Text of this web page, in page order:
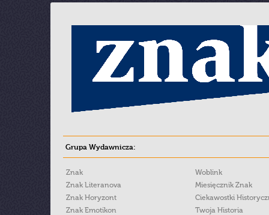
Grupa Wydawnicza:
Znak
Znak Literanova
Znak Horyzont
Znak Emotikon
Woblink
Miesięcznik Znak
Ciekawostki
Twoja Historia